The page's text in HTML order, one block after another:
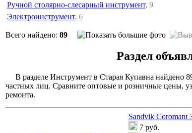
Ручной столярно-слесарный инструмент, 9
Электроинструмент, 6
Всего найдено: 89
Раздел
В разделе Инструмент в Старая Купавна найдено
частных лиц. Сравните оптовые и розничные цены,
ремонта.
Sandvik Coromant
7 руб.